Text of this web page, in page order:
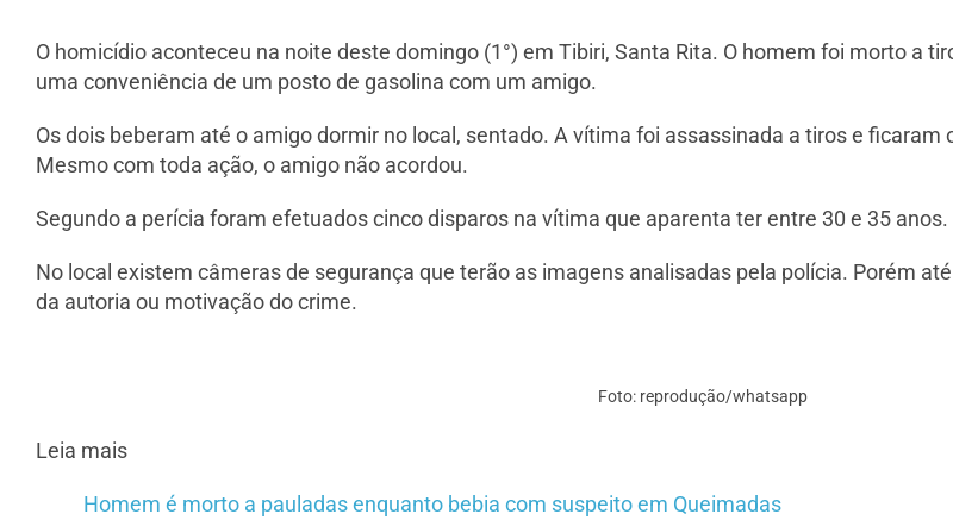
O homicídio aconteceu na noite deste domingo (1°) em Tibiri, Santa Rita. O homem foi morto a
uma conveniência de um posto de gasolina com um amigo.
Os dois beberam até o amigo dormir no local, sentado. A vítima foi assassinada a tiros e ficaram
Mesmo com toda ação, o amigo não acordou.
Segundo a perícia foram efetuados cinco disparos na vítima que aparenta ter entre 30 e 35 anos.
No local existem câmeras de segurança que terão as imagens analisadas pela polícia. Porém
da autoria ou motivação do crime.
Foto: reprodução/whatsapp
Leia mais
Homem é morto a pauladas enquanto bebia com suspeito em Queimadas